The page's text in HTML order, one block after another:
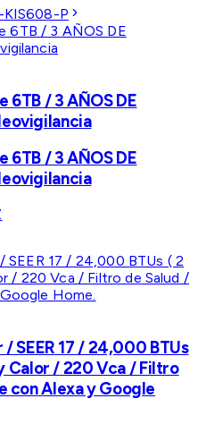
KIS608-P
6TB / 3 AÑOS DE
6TB / 3 AÑOS DE
SEER 17 / 24,000 BTUs
Calor / 220 Vca / Filtro
con Alexa y Google